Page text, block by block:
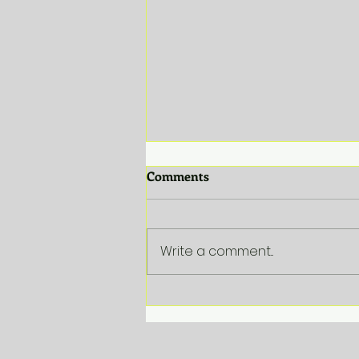
Beleidsbriefing 2025
Comments
Write a comment...